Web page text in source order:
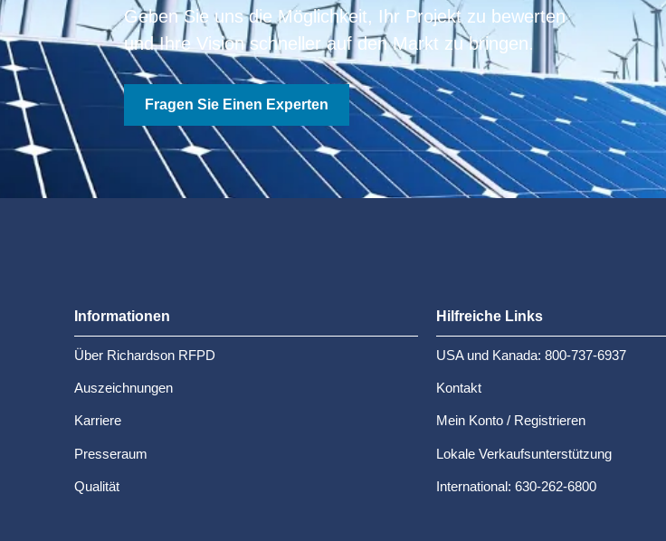
Geben Sie uns die Möglichkeit, Ihr Projekt zu bewerten
und Ihre Vision schneller auf den Markt zu bringen.
Fragen Sie Einen Experten
Informationen
Über Richardson RFPD
Auszeichnungen
Karriere
Presseraum
Qualität
Hilfreiche Links
USA und Kanada: 800-737-6937
Kontakt
Mein Konto / Registrieren
Lokale Verkaufsunterstützung
International: 630-262-6800